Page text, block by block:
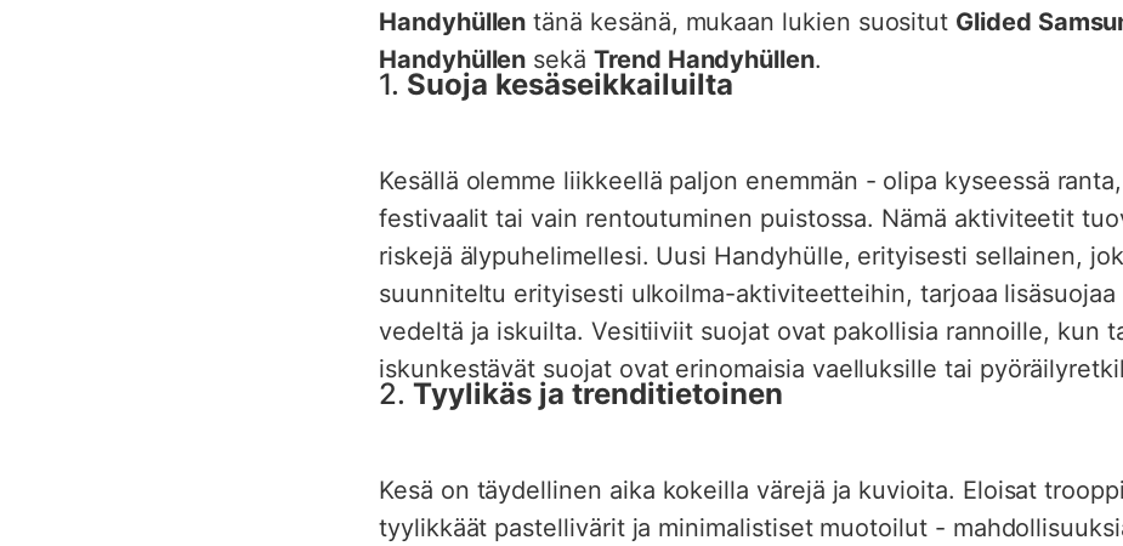
Handyhüllen tänä kesänä, mukaan lukien suositut Glided
Handyhüllen sekä Trend Handyhüllen.
1. Suoja kesäseikkailuilta
Kesällä olemme liikkeellä paljon enemmän - olipa kyseessä
festivaalit tai vain rentoutuminen puistossa. Nämä aktiviteetit
riskejä älypuhelimellesi. Uusi Handyhülle, erityisesti sellainen,
suunniteltu erityisesti ulkoilma-aktiviteetteihin, tarjoaa lisäsuojaa
vedeltä ja iskuilta. Vesitiiviit suojat ovat pakollisia rannoille, kun
iskunkestävät suojat ovat erinomaisia vaelluksille tai
2. Tyylikäs ja trenditietoinen
Kesä on täydellinen aika kokeilla värejä ja kuvioita. Eloisat
tyylikkäät pastellivärit ja minimalistiset muotoilut -